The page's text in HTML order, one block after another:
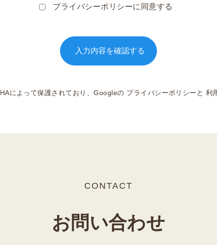
プライバシーポリシーに同意する
によって保護されており、Googleの プライバシーポリシー と 利
CONTACT
お問い合わせ